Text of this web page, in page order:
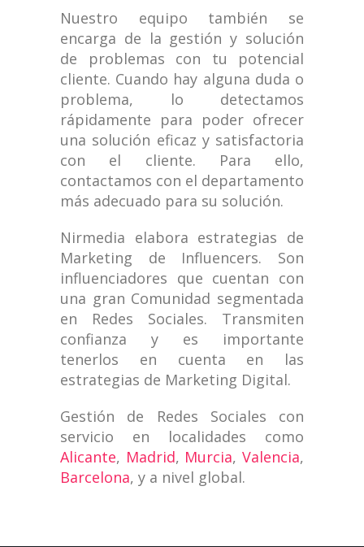
Nuestro equipo también se
encarga de la gestión y solución
de problemas con tu potencial
cliente. Cuando hay alguna duda o
problema, lo detectamos
rápidamente para poder ofrecer
una solución eficaz y satisfactoria
con el cliente. Para ello,
contactamos con el departamento
más adecuado para su solución.
Nirmedia elabora estrategias de
Marketing de Influencers. Son
influenciadores que cuentan con
una gran Comunidad segmentada
en Redes Sociales. Transmiten
confianza y es importante
tenerlos en cuenta en las
estrategias de Marketing Digital.
Gestión de Redes Sociales con
servicio en localidades como
Alicante, Madrid, Murcia,Valencia,
Barcelona, y a nivel global.